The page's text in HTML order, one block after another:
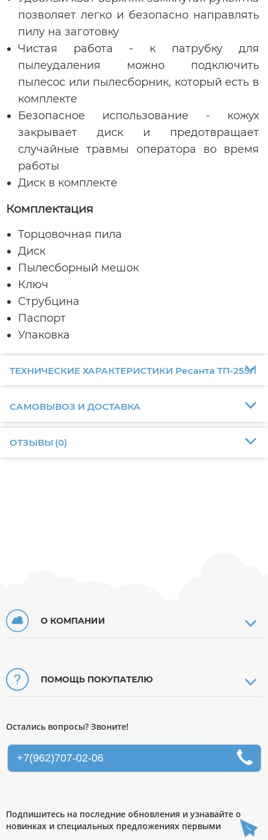
позволяет легко и безопасно направлять
пилу на заготовку
Чистая работа - к патрубку для
пылеудаления можно подключить
пылесос или пылесборник, который есть в
комплекте
Безопасное использование - кожух
закрывает диск и предотвращает
случайные травмы оператора во время
работы
Диск в комплекте
Комплектация
Торцовочная пила
Диск
Пылесборный мешок
Ключ
Струбцина
Паспорт
Упаковка
ТЕХНИЧЕСКИЕ ХАРАКТЕРИСТИКИ Ресанта ТП-255Л
САМОВЫВОЗ И ДОСТАВКА
ОТЗЫВЫ (0)
О КОМПАНИИ
ПОМОЩЬ ПОКУПАТЕЛЮ
Остались вопросы? Звоните!
+7(962)707-02-06
Подпишитесь на последние обновления и узнавайте о
новинках и специальных предложениях первыми